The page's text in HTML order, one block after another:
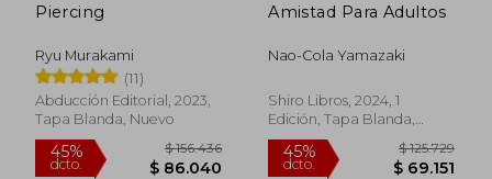
Piercing
Ryu Murakami
(11)
Abducción Editorial, 2023,
Tapa Blanda, Nuevo
Amistad Para Adultos
Nao-Cola Yamazaki
Shiro Libros, 2024, 1
Edición, Tapa Blanda,
Nuevo